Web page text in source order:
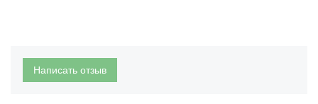
Написать отзыв